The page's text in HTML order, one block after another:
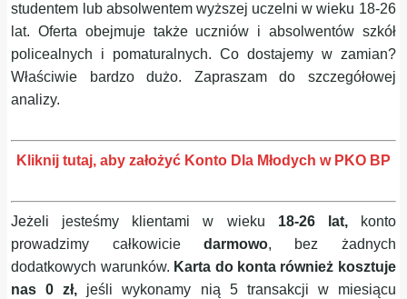
studentem lub absolwentem wyższej uczelni w wieku 18-26
lat. Oferta obejmuje także uczniów i absolwentów szkół
policealnych i pomaturalnych. Co dostajemy w zamian?
Właściwie bardzo dużo. Zapraszam do szczegółowej
analizy.
Kliknij tutaj, aby założyć Konto Dla Młodych w PKO BP
Jeżeli jesteśmy klientami w wieku 18-26 lat,konto
prowadzimy całkowicie darmowo, bez żadnych
dodatkowych warunków. Karta do konta również kosztuje
nas 0 zł, jeśli wykonamy nią 5 transakcji w miesiącu